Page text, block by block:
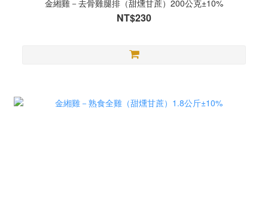
金緗雞－去骨雞腿排（甜燻甘蔗）200公克±10%
NT$230